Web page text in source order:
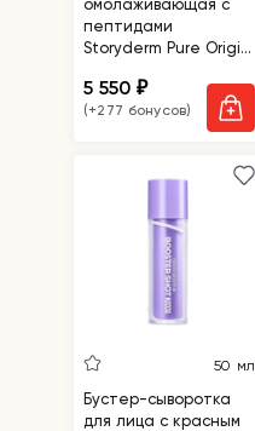
омолаживающая с
пептидами
Storyderm Pure Origin
5 550₽
(+277 бонусов)
50 мл
Бустер-сыворотка
для лица с красным